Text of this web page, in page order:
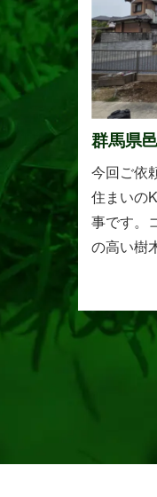
群馬県
採・抜
今回ご依
住まいの
事です。
の高い樹
年数の
枝葉が･･･